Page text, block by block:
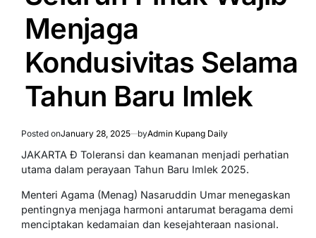
Menjaga
Kondusivitas Selama
Tahun Baru Imlek
Posted onJanuary 28, 2025 byAdmin Kupang Daily
JAKARTA Đ Toleransi dan keamanan menjadi perhatian
utama dalam perayaan Tahun Baru Imlek 2025.
Menteri Agama (Menag) Nasaruddin Umar menegaskan
pentingnya menjaga harmoni antarumat beragama demi
menciptakan kedamaian dan kesejahteraan nasional.